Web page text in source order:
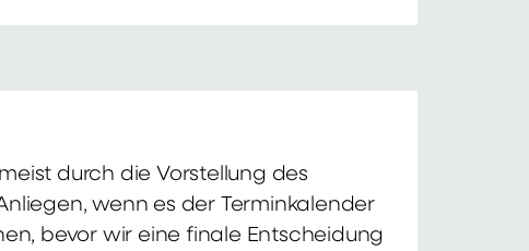
durch die Vorstellung des
wenn es der Terminkalender
bevor wir eine finale Entscheidung